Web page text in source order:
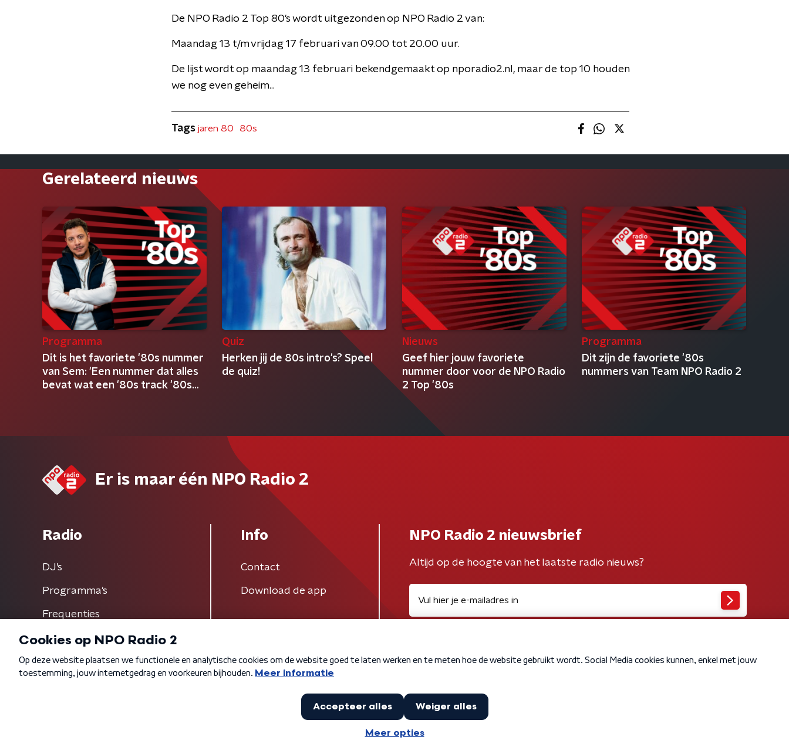
De NPO Radio 2 Top 80's wordt uitgezonden op NPO Radio 2 van:
Maandag 13 t/m vrijdag 17 februari van 09.00 tot 20.00 uur.
De lijst wordt op maandag 13 februari bekendgemaakt op nporadio2.nl, maar de top 10 houden
we nog even geheim...
Tags jaren 80 80s
Gerelateerd nieuws
Programma
Dit is het favoriete '80s nummer
van Sem: 'Een nummer dat alles
bevat wat een '80s track '80s
Quiz
Herken jij de 80s intro's? Speel
de quiz!
Nieuws
Geef hier jouw favoriete
nummer door voor de NPO Radio
2 Top '80s
Programma
Dit zijn de favoriete '80s
nummers van Team NPO Radio 2
Er is maar één NPO Radio 2
Radio
DJ’s
Programma's
Frequenties
Info
Contact
Download de app
NPO Radio 2 nieuwsbrief
Altijd op de hoogte van het laatste radio nieuws?
Algemene voorwaarden Privacybeleid